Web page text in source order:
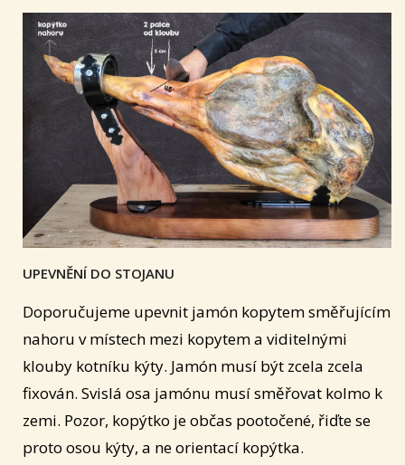
UPEVNĚNÍ DO STOJANU
Doporučujeme upevnit jamón kopytem směřujícím
nahoru v místech mezi kopytem a viditelnými
klouby kotníku kýty. Jamón musí být zcela zcela
fixován. Svislá osa jamónu musí směřovat kolmo k
zemi. Pozor, kopýtko je občas pootočené, řiďte se
proto osou kýty, a ne orientací kopýtka.